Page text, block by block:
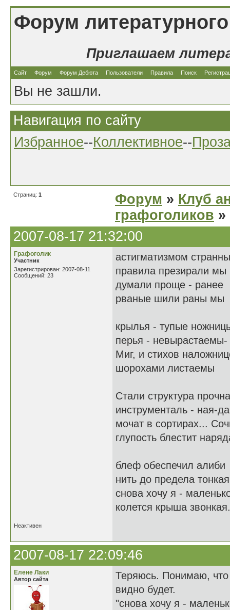
Форум
Приглашаем
Сайт Форум Форум Дебюта Пользователи Правила Поиск
Вы не зашли.
Навигация по сайту
Избранное--Коллективное--
Страниц: 1 Форум » Клуб
графоголиков
2007-08-17 21:32:00
Графоголик
Участник
Зарегистрирован: 2007-08-11
Сообщений: 23
астигматизмом
правила презирали мы
думали проще - ранее
рваные шили раны мы
крылья - тупые
перья - невырастаемы-
Миг, и стихов
шорохами листаемы
Стали структура
инструменталь - ная-
мочат в сортирах...
глупость блестит
блеф обеспечил алиби
нить до предела
снова хочу я -
колется крыша
Неактивен
2007-08-17 22:09:46
Елене Лаки
Автор сайта
Теряюсь. Понимаю, что
видно будет.
"снова хочу я -